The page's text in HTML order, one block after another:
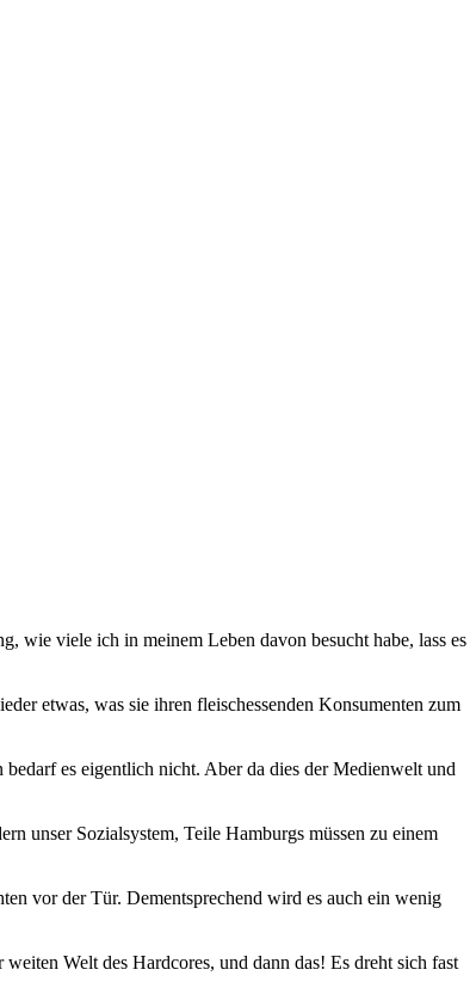
wie viele ich in meinem Leben davon besucht habe, lass es
etwas, was sie ihren fleischessenden Konsumenten zum
es eigentlich nicht. Aber da dies der Medienwelt und
unser Sozialsystem, Teile Hamburgs müssen zu einem
vor der Tür. Dementsprechend wird es auch ein wenig
Welt des Hardcores, und dann das! Es dreht sich fast